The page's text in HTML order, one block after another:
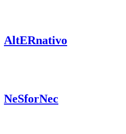
AltERnativo
NeSforNec